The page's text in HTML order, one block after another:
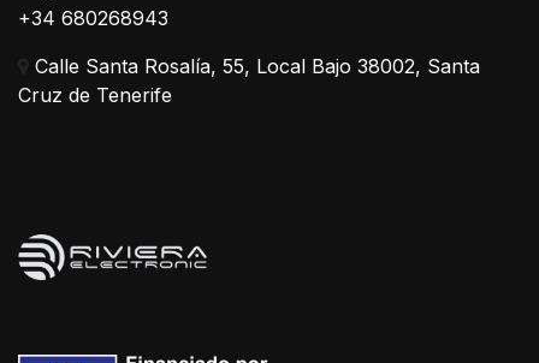
+34 680268943
Calle Santa Rosalía, 55, Local Bajo 38002, Santa
Cruz de Tenerife